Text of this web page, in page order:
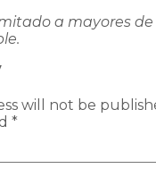
a mayores de
will not be
*